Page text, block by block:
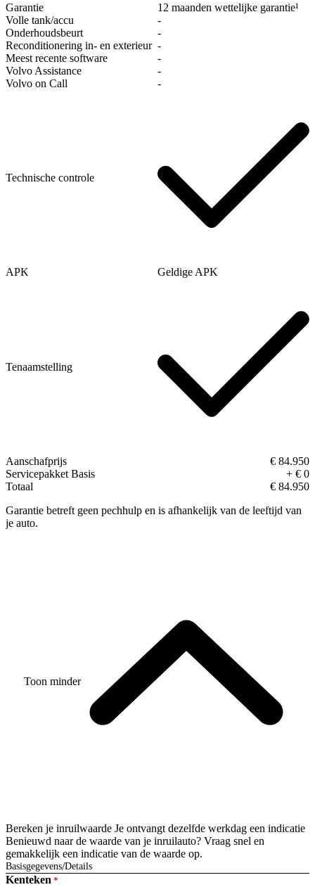
Garantie
12 maanden wettelijke garantie¹
Volle tank/accu
‐
Onderhoudsbeurt
‐
Reconditionering in- en exterieur ‐
Meest recente software
‐
Volvo Assistance
‐
Volvo on Call
‐
Technische controle
APK Geldige APK
Tenaamstelling
Aanschafprijs
€ 84.950
Servicepakket Basis
+ € 0
Totaal
€ 84.950
Garantie betreft geen pechhulp en is afhankelijk van de leeftijd van
je auto.
Toon minder
Bereken je inruilwaarde Je ontvangt dezelfde werkdag een indicatie
Benieuwd naar de waarde van je inruilauto? Vraag snel en
gemakkelijk een indicatie van de waarde op.
Basisgegevens Details
Kenteken *